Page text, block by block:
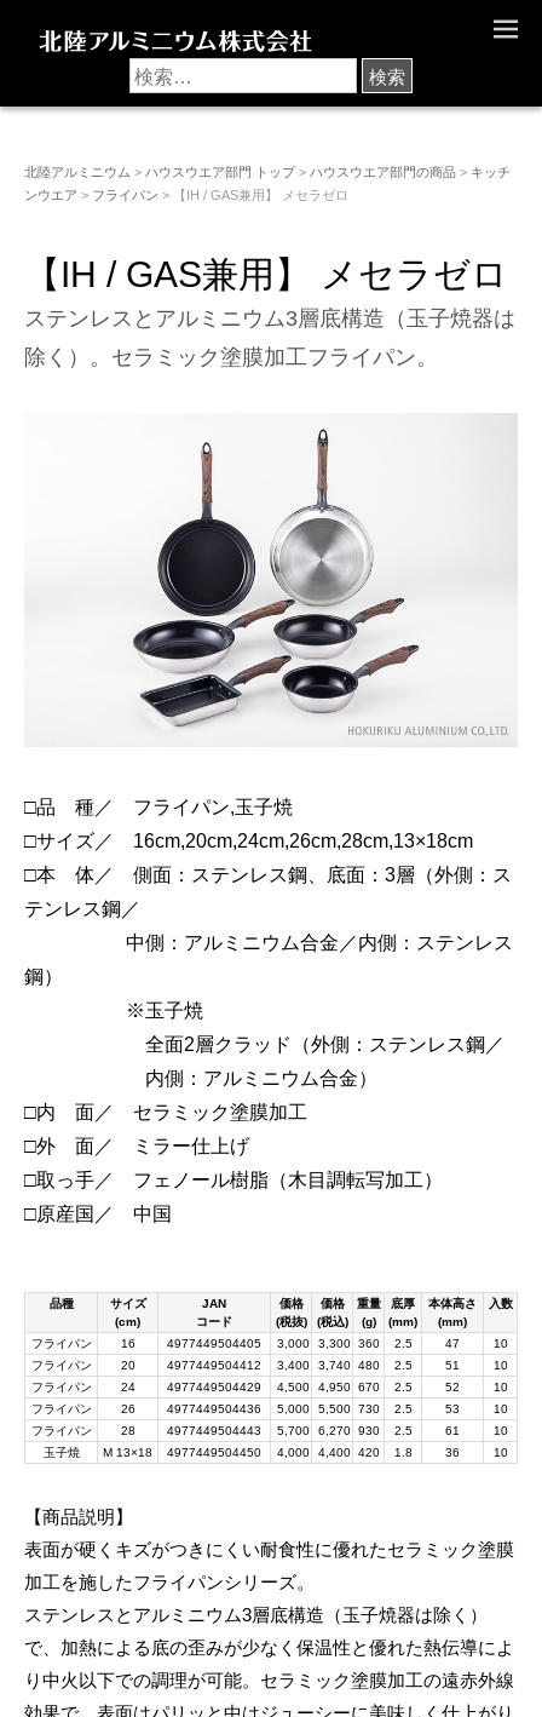
U
北陸アルミニウム > ハウスウエア部門 トップ > ハウスウエア部門の商品 > キッチ
ンウエア > フライパン > 【IH / GAS兼用】 メセラゼロ
【IH / GAS兼用】 メセラゼロ
ステンレスとアルミニウム3層底構造（玉子焼器は
除く）。セラミック塗膜加工フライパン。
□品 種／ フライパン,玉子焼
□サイズ／ 16cm,20cm,24cm,26cm,28cm,13×18cm
□本 体／ 側面：ステンレス鋼、底面：3層（外側：ス
テンレス鋼／
中側：アルミニウム合金／内側：ステンレス
鋼）
※玉子焼
全面2層クラッド（外側：ステンレス鋼／
内側：アルミニウム合金）
□内 面／ セラミック塗膜加工
□外 面／ ミラー仕上げ
□取っ手／ フェノール樹脂（木目調転写加工）
□原産国／ 中国
品種
サイズ
(cm)
JAN
コード
価格
(税抜)
価格
(税込)
重量
(g)
底厚
(mm)
本体高さ
(mm)
入数
フライパン 16 4977449504405 3,000 3,300 360 2.5 47
10
フライパン
20 4977449504412 3,400 3,740 480 2.5 51
10
フライパン
24 4977449504429 4,500 4,950 670 2.5 52
10
フライパン
26 4977449504436 5,000 5,500 730 2.5 53
10
フライパン
28 4977449504443 5,700 6,270 930 2.5 61
10
玉子焼
M 13×18 4977449504450 4,000 4,400 420 1.8 36 10
【商品説明】
表面が硬くキズがつきにくい耐食性に優れたセラミック塗膜
加工を施したフライパンシリーズ。
ステンレスとアルミニウム3層底構造（玉子焼器は除く）
で、加熱による底の歪みが少なく保温性と優れた熱伝導によ
り中火以下での調理が可能。セラミック塗膜加工の遠赤外線
効果で、表面はパリッと中はジューシーに美味しく仕上がり